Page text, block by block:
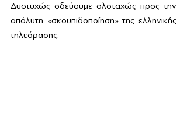
Δυστυχώς οδεύουμε ολοταχώς προς την
απόλυτη «σκουπιδοποίηση» της ελληνικής
τηλεόρασης.